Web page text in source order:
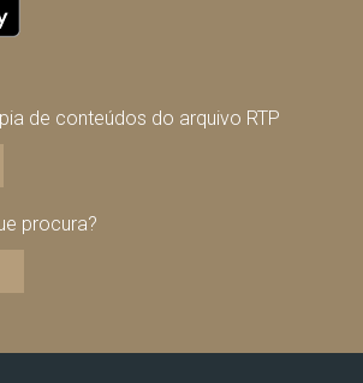
de conteúdos do arquivo RTP
procura?